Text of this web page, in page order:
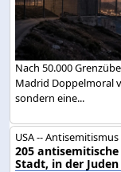
Nach 50.000
Madrid Doppelmoral
sondern eine...
USA -- Antisemitismus
205
Stadt, in der